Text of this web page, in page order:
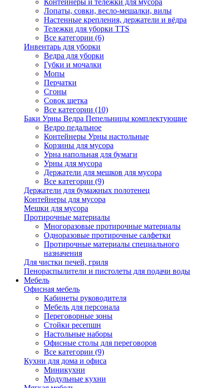
Контейнеры и тележки для мусора
Лопаты, совки, весло-мешалки, вилы
Настенные крепления, держатели и вёдра
Тележки для уборки TTS
Все категории (6)
Инвентарь для уборки
Ведра для уборки
Губки и мочалки
Мопы
Перчатки
Сгоны
Совок щетка
Все категории (10)
Баки Урны Ведра Пепельницы комплектующие
Ведро педальное
Контейнеры Урны настольные
Корзины для мусора
Урна напольная для бумаги
Урны для мусора
Держатели для мешков для мусора
Все категории (9)
Держатели для бумажных полотенец
Контейнеры для мусора
Мешки для мусора
Протирочные материалы
Многоразовые протирочные материалы
Одноразовые протирочные салфетки
Протирочные материалы специального
назначения
Для чистки печей, гриля
Пенораспылители и пистолеты для подачи воды
Мебель
Офисная мебель
Кабинеты руководителя
Мебель для персонала
Переговорные зоны
Стойки ресепшн
Настольные наборы
Офисные столы для переговоров
Все категории (9)
Кухни для дома и офиса
Миникухни
Модульные кухни